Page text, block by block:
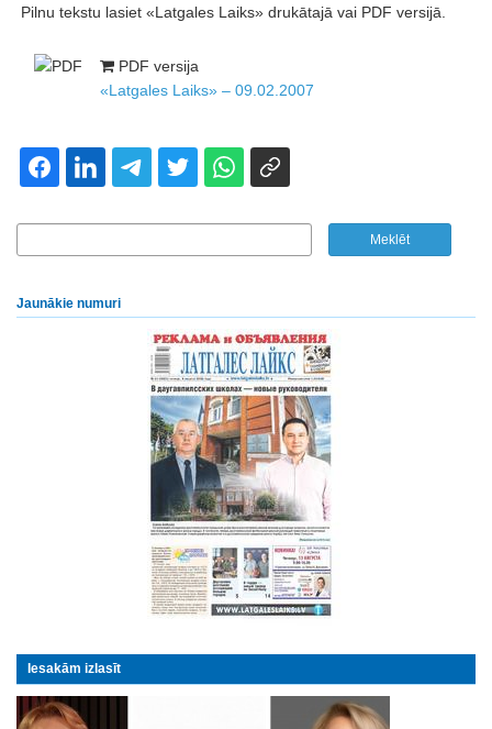
Pilnu tekstu lasiet «Latgales Laiks» drukātajā vai PDF versijā.
PDF versija
«Latgales Laiks» – 09.02.2007
Jaunākie numuri
Iesakām izlasīt